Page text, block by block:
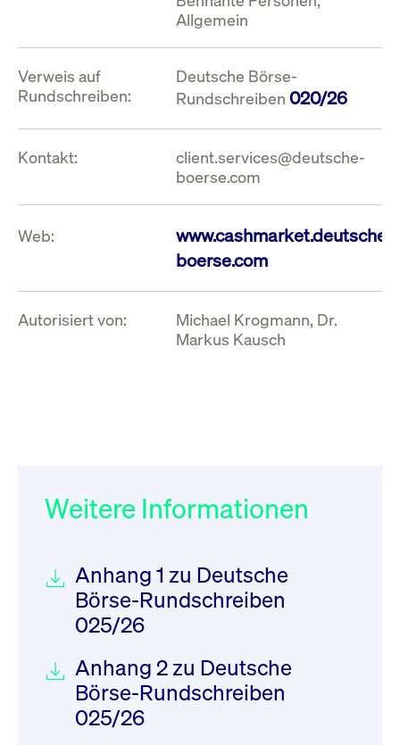
Allgemein
Verweis auf
Rundschreiben:
Deutsche Börse-
Rundschreiben 020/26
Kontakt:
client.services@deutsche-
boerse.com
Web:
www.cashmarket.deutsche-
boerse.com
Autorisiert von:
Michael Krogmann, Dr.
Markus Kausch
Weitere Informationen
Anhang 1 zu Deutsche
Börse-Rundschreiben
025/26
Anhang 2 zu Deutsche
Börse-Rundschreiben
025/26